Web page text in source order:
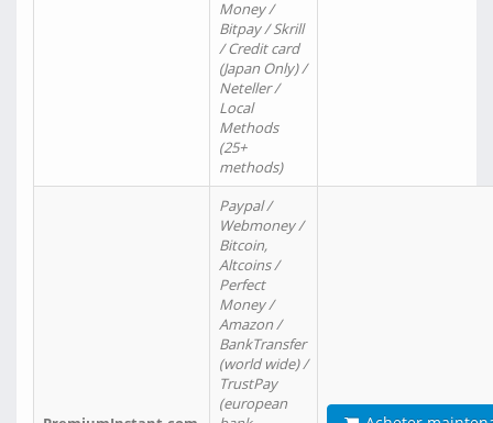
Money /
Bitpay / Skrill
/ Credit card
(Japan Only) /
Neteller /
Local
Methods
(25+
methods)
Paypal /
Webmoney /
Bitcoin,
Altcoins /
Perfect
Money /
Amazon /
BankTransfer
(world wide) /
TrustPay
(european